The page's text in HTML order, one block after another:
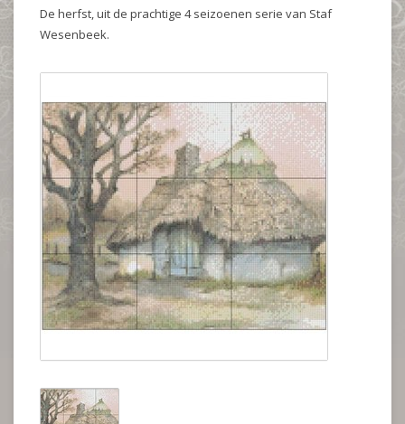
De herfst, uit de prachtige 4 seizoenen serie van Staf
Wesenbeek.